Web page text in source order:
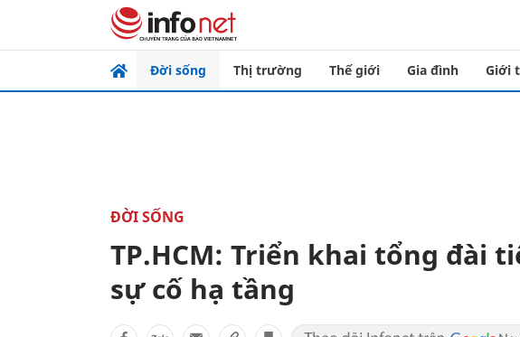
Đời sống Thị trường Thế giới Gia đình Giới
ĐỜI SỐNG
TP.HCM: Triển khai tổng đài
sự cố hạ tầng